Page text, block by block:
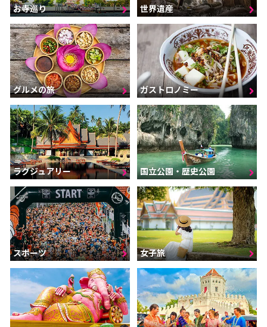
お寺巡り 世界遺産
グルメの旅 ガストロノミー
ラグジュアリー 国立公園・歴史公園
スポーツ 女子旅